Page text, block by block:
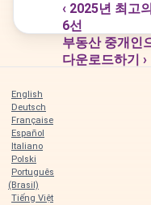
‹ 2025년 최고
6선
부동산 중개인
다운로드하기 ›
English
Deutsch
Française
Español
Italiano
Polski
Português
(Brasil)
Tiếng Việt